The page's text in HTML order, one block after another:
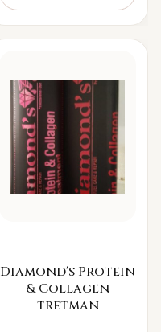
Diamond's Protein
& Collagen
tretman